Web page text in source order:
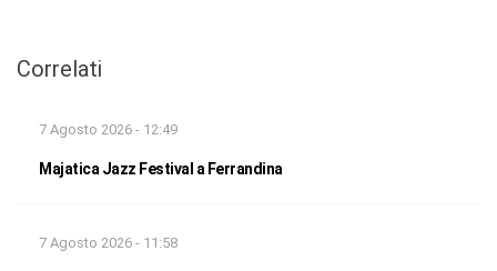
Correlati
7 Agosto 2026 - 12:49
Majatica Jazz Festival a Ferrandina
7 Agosto 2026 - 11:58